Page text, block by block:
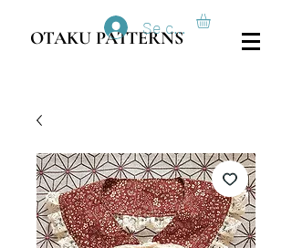
OTAKU PATTERNS
Se connecter